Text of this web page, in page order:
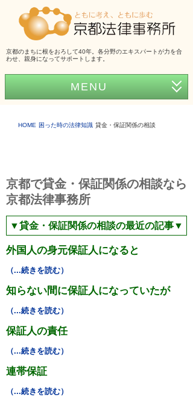
京都のまちに根をおろして40年。各分野のエキスパートが力を合
わせ、親身になってサポートします。
MENU
アクセス
弁護士費用
くらしの法律シリーズ
事務所だより
採用情報
HOME 困った時の法律知識 貸金・保証関係の相談
京都で貸金・保証関係の相談なら
京都法律事務所
▼貸金・保証関係の相談の最近の記事▼
外国人の身元保証人になると
（...続きを読む）
知らない間に保証人になっていたが
（...続きを読む）
保証人の責任
（...続きを読む）
連帯保証
（...続きを読む）